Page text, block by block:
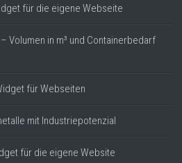
für die eigene Webseite
Volumen in m³ und Containerbedarf
für Webseiten
mit Industriepotenzial
für die eigene Website